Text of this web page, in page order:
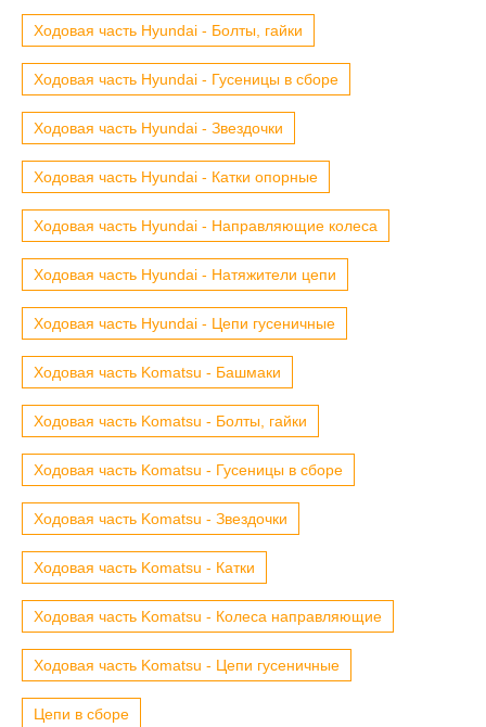
Ходовая часть Hyundai - Болты, гайки
Ходовая часть Hyundai - Гусеницы в сборе
Ходовая часть Hyundai - Звездочки
Ходовая часть Hyundai - Катки опорные
Ходовая часть Hyundai - Направляющие колеса
Ходовая часть Hyundai - Натяжители цепи
Ходовая часть Hyundai - Цепи гусеничные
Ходовая часть Komatsu - Башмаки
Ходовая часть Komatsu - Болты, гайки
Ходовая часть Komatsu - Гусеницы в сборе
Ходовая часть Komatsu - Звездочки
Ходовая часть Komatsu - Катки
Ходовая часть Komatsu - Колеса направляющие
Ходовая часть Komatsu - Цепи гусеничные
Цепи в сборе